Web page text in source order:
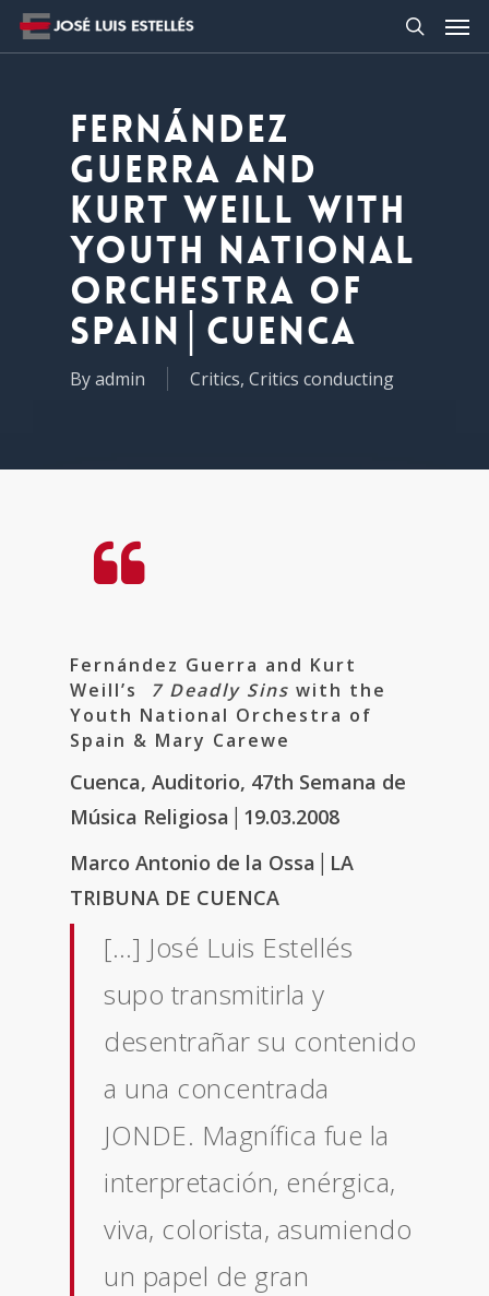
Fernández
Guerra and
Kurt Weill with
Youth National
Orchestra of
Spain│Cuenca
Byadmin Critics, Critics conducting
Fernández Guerra and Kurt
Weill’s 7 Deadly Sins with the
Youth National Orchestra of
Spain & Mary Carewe
Cuenca, Auditorio, 47th Semana de
Música Religiosa
19.03.2008
Marco Antonio de la Ossa │LA
TRIBUNA DE CUENCA
[…] José Luis Estellés
supo transmitirla y
desentrañar su contenido
a una concentrada
JONDE. Magnífica fue la
interpretación, enérgica,
viva, colorista, asumiendo
un papel de gran